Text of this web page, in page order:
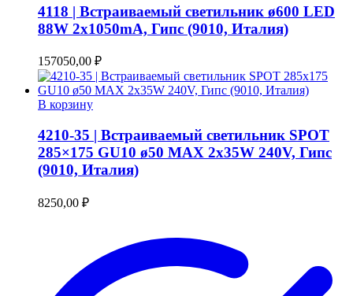
имеет
несколько
вариаций.
выбрать
на
4118 | Встраиваемый светильник ø600 LED
88W 2x1050mA, Гипс (9010, Италия)
157050,00 ₽
В корзину
4210-35 | Встраиваемый светильник SPOT
285×175 GU10 ø50 MAX 2x35W 240V, Гипс
(9010, Италия)
8250,00 ₽